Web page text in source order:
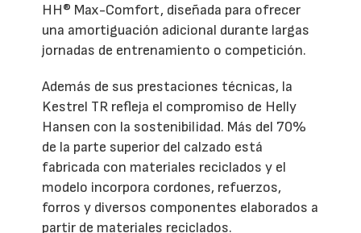
HH® Max-Comfort, diseñada para ofrecer
una amortiguación adicional durante largas
jornadas de entrenamiento o competición.
Además de sus prestaciones técnicas, la
Kestrel TR refleja el compromiso de Helly
Hansen con la sostenibilidad. Más del 70%
de la parte superior del calzado está
fabricada con materiales reciclados y el
modelo incorpora cordones, refuerzos,
forros y diversos componentes elaborados a
partir de materiales reciclados.